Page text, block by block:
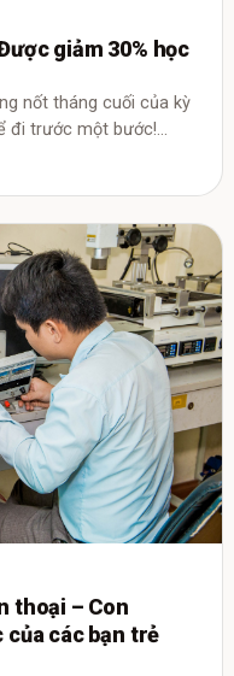
giảm 30% học
nốt tháng cuối của kỳ
đi trước một bước!…
thoại – Con
các bạn trẻ